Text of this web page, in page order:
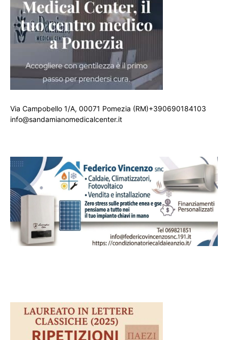
Via Campobello 1/A, 00071 Pomezia (RM)+390690184103
info@sandamianomedicalcenter.it